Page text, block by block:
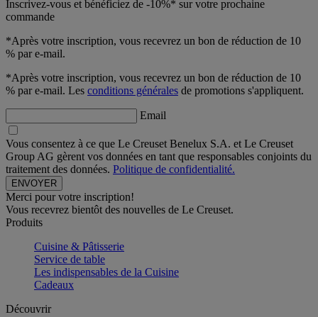
Inscrivez-vous et bénéficiez de -10%* sur votre prochaine
commande
*Après votre inscription, vous recevrez un bon de réduction de 10
% par e-mail.
*Après votre inscription, vous recevrez un bon de réduction de 10
% par e-mail. Les conditions générales de promotions s'appliquent.
Email
Vous consentez à ce que Le Creuset Benelux S.A. et Le Creuset
Group AG gèrent vos données en tant que responsables conjoints du
traitement des données. Politique de confidentialité.
Merci pour votre inscription!
Vous recevrez bientôt des nouvelles de Le Creuset.
Produits
Cuisine & Pâtisserie
Service de table
Les indispensables de la Cuisine
Cadeaux
Découvrir